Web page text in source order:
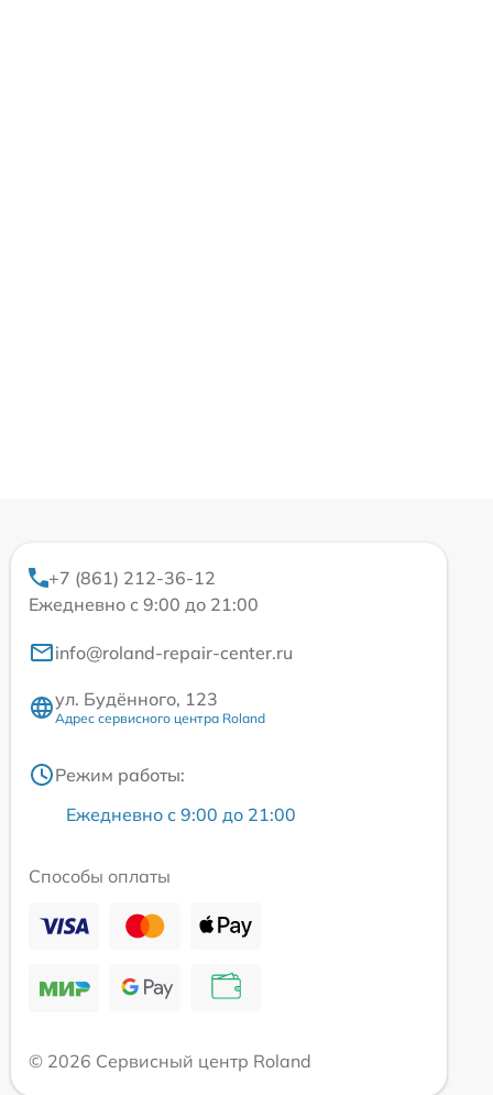
+7 (861) 212-36-12
Ежедневно с 9:00 до 21:00
info@roland-repair-center.ru
ул. Будённого, 123
Адрес сервисного центра Roland
Режим работы:
Ежедневно с 9:00 до 21:00
Способы оплаты
© 2026 Сервисный центр Roland